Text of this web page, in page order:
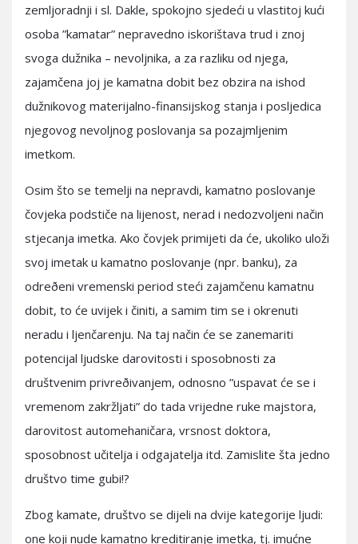
zemljoradnji i sl. Dakle, spokojno sjedeći u vlastitoj kući
osoba ”kamatar” nepravedno iskorištava trud i znoj
svoga dužnika – nevoljnika, a za razliku od njega,
zajamčena joj je kamatna dobit bez obzira na ishod
dužnikovog materijalno-finansijskog stanja i posljedica
njegovog nevoljnog poslovanja sa pozajmljenim
imetkom.
Osim što se temelji na nepravdi, kamatno poslovanje
čovjeka podstiče na lijenost, nerad i nedozvoljeni način
stjecanja imetka. Ako čovjek primijeti da će, ukoliko uloži
svoj imetak u kamatno poslovanje (npr. banku), za
odreðeni vremenski period steći zajamčenu kamatnu
dobit, to će uvijek i činiti, a samim tim se i okrenuti
neradu i ljenčarenju. Na taj način će se zanemariti
potencijal ljudske darovitosti i sposobnosti za
društvenim privreðivanjem, odnosno ”uspavat će se i
vremenom zakržljati” do tada vrijedne ruke majstora,
darovitost automehaničara, vrsnost doktora,
sposobnost učitelja i odgajatelja itd. Zamislite šta jedno
društvo time gubi!?
Zbog kamate, društvo se dijeli na dvije kategorije ljudi:
one koji nude kamatno kreditiranje imetka, tj. imućne